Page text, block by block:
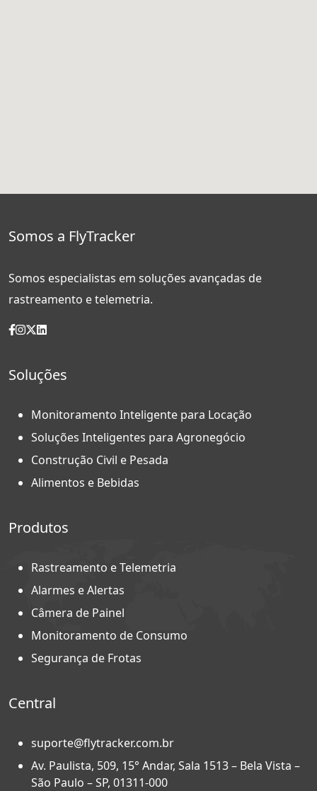
Somos a FlyTracker
Somos especialistas em soluções avançadas de
rastreamento e telemetria.
Soluções
Monitoramento Inteligente para Locação
Soluções Inteligentes para Agronegócio
Construção Civil e Pesada
Alimentos e Bebidas
Produtos
Rastreamento e Telemetria
Alarmes e Alertas
Câmera de Painel
Monitoramento de Consumo
Segurança de Frotas
Central
suporte@flytracker.com.br
Av. Paulista, 509, 15° Andar, Sala 1513 – Bela Vista –
São Paulo – SP, 01311-000